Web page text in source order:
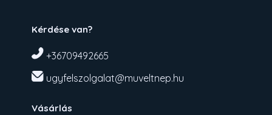
Kérdése van?
+36709492665
ugyfelszolgalat@muveltnep.hu
Vásárlás